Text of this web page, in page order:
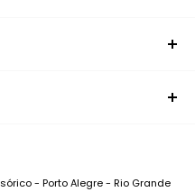
Consumidor)
- Porto Alegre - Rio Grande